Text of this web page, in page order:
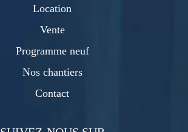
Location
Vente
Programme neuf
Nos chantiers
Contact